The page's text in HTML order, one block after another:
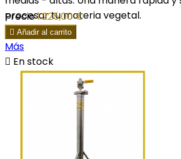
procesar tu materia vegetal.
Precio1.225,00 €
 Añadir al carrito
Más
 En stock